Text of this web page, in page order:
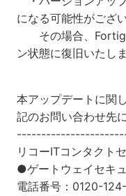
になる可能性がござい
その場合、
ン状態に復旧いたしま
本アップデートに関
記のお問い合わせ先
リコーITコンタクト
●ゲートウェイセキ
電話番号：0120-